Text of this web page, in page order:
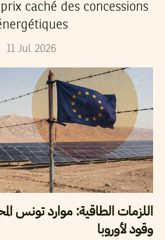
prix caché des concessions
11 Jul 2026
اللزمات الطاقية: موارد تونس
وقود لأوروبا